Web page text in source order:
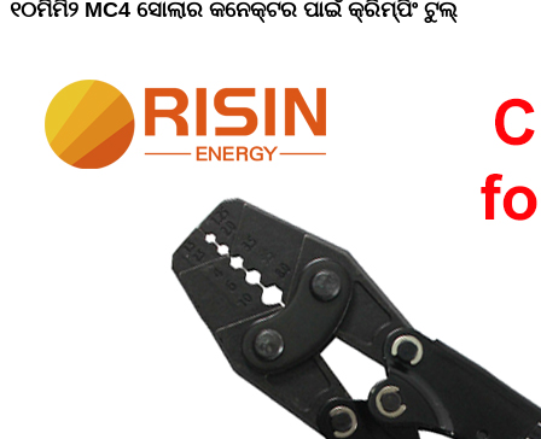
୧୦ମିମି୨ MC4 ସୋଲାର କନେକ୍ଟର ପାଇଁ କ୍ରିମ୍ପିଂ ଟୁଲ୍